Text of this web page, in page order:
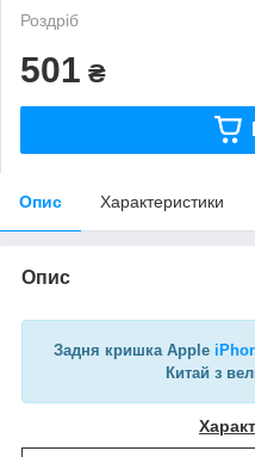
Роздріб
501 ₴
Опис Характеристики
Опис
Задня кришка Apple
Китай з